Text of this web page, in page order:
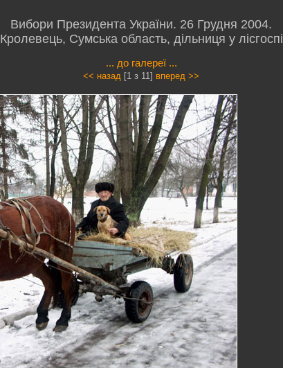
Вибори Президента України. 26 Грудня 2004.
Кролевець, Сумська область, дільниця у лісгоспі
... до галереї ...
<< назад [1 з 11] вперед >>